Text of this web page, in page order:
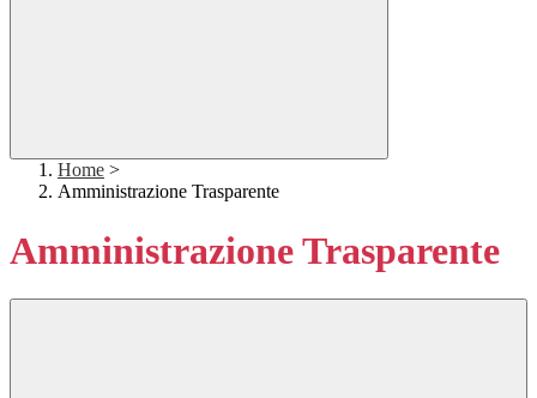
Home >
Amministrazione Trasparente
Amministrazione Trasparente